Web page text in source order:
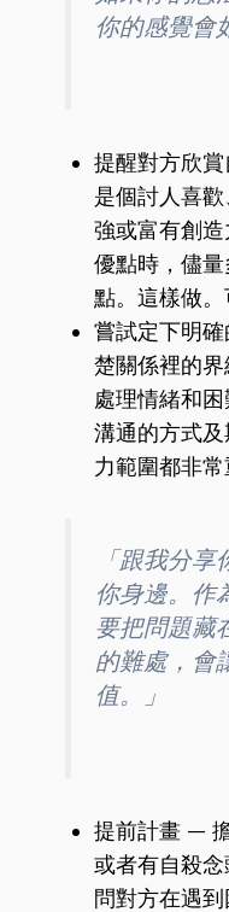
你的感覺會
提醒對方欣
是個討人喜
強或富有創
優點時，儘
點。這樣做。
嘗試定下明
楚關係裡的
處理情緒和
溝通的方式
力範圍都非常
「跟我分
你身邊。作
要把問題藏
的難處，會
值。」
提前計畫 —
或者有自殺
問對方在遇